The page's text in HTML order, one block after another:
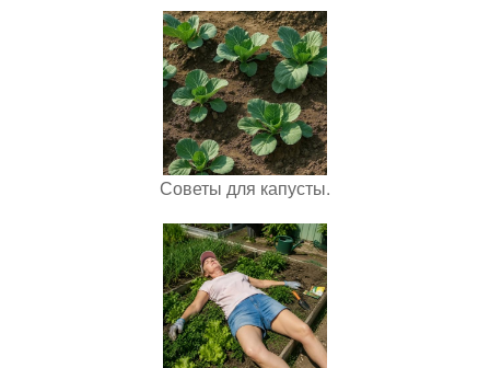
Советы для капусты.